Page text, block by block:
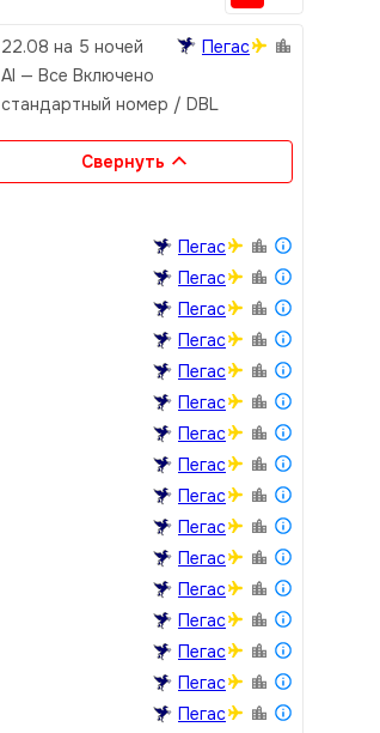
22.08 на 5 ночей
Пегас
AI — Все Включено
стандартный номер / DBL
Свернуть
Пегас
Пегас
Пегас
Пегас
Пегас
Пегас
Пегас
Пегас
Пегас
Пегас
Пегас
Пегас
Пегас
Пегас
Пегас
Пегас